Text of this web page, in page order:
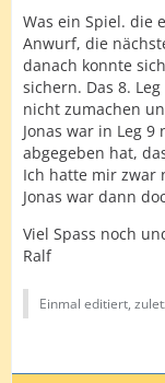
Was ein Spiel. die
Anwurf, die
danach konnte
sichern. Das 8.
nicht zumachen
Jonas war in Leg 9
abgegeben hat,
Ich hatte mir zwar
Jonas war dann
Viel Spass noch
Ralf
Einmal editiert,